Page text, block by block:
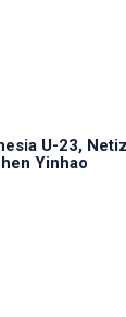
U-23,
Yinhao